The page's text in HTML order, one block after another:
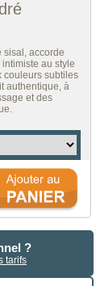
sisal, accorde
au style
couleurs subtiles
authentique, à
et des
?
tarifs